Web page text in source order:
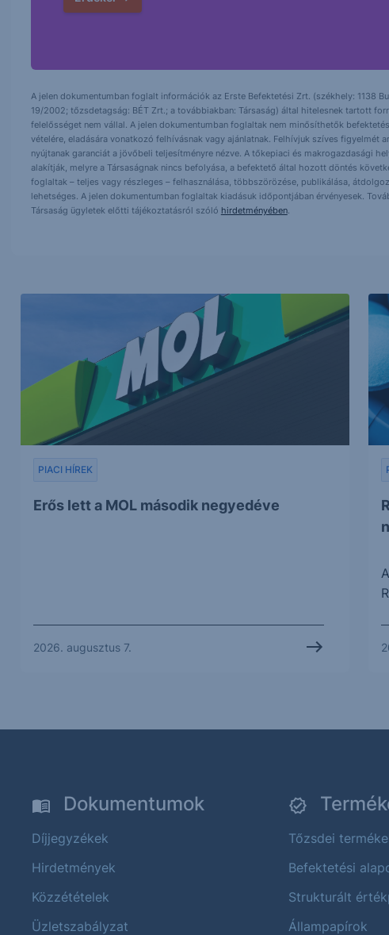
A jelen dokumentumban foglalt információk az Erste Befektetési Zrt. (székhely: 1138
19/2002; tőzsdetagság: BÉT Zrt.; a továbbiakban: Társaság) által hitelesnek tartott
felelősséget nem vállal. A jelen dokumentumban foglaltak nem minősíthetők
vételére, eladására vonatkozó felhívásnak vagy ajánlatnak. Felhívjuk szíves figyelmét
nyújtanak garanciát a jövőbeli teljesítményre nézve. A tőkepiaci és makrogazdasági
alakítják, melyre a Társaságnak nincs befolyása, a befektető által hozott döntés
foglaltak – teljes vagy részleges – felhasználása, többszörözése, publikálása,
lehetséges. A jelen dokumentumban foglaltak kiadásuk időpontjában érvényesek.
Társaság ügyletek előtti tájékoztatásról szóló hirdetményében.
Erős lett a MOL második negyedéve
PIACI HÍREK
2026. augusztus 7.
Dokumentumok
Díjjegyzékek
Hirdetmények
Közzétételek
Üzletszabályzat
Tőzsdei
Befektetési
Strukturált
Állampapírok